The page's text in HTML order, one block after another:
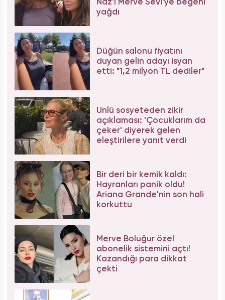
Naz'ı Merve Sevi'ye beğeni
yağdı
Düğün salonu fiyatını
duyan gelin adayı isyan
etti: "1,2 milyon TL dediler"
Ünlü sosyeteden zikir
açıklaması: 'Çocuklarım da
çeker' diyerek gelen
eleştirilere yanıt verdi
Bir deri bir kemik kaldı:
Hayranları panik oldu!
Ariana Grande'nin son hali
korkuttu
Merve Boluğur özel
abonelik sistemini açtı!
Kazandığı para dikkat
çekti